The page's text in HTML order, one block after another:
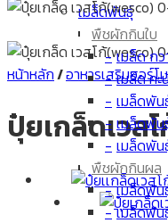
เมล็ดพันธุ์
พืชผักกินใบ
เมล็ด ก
เมล็ด คะ
เมล็ดพัน
เมล็ดพั
เมล็ดพั
พืชผักกินผล
เมล็ดพัน
เมล็ดพัน
หน้าหลัก/อาหารเสริมฮอร์โ
ปุ๋ยเกล็ดเวส